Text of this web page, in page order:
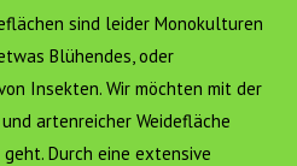
sind leider Monokulturen
Blühendes, oder
Insekten. Wir möchten mit der
artenreicher Weidefläche
Durch eine extensive